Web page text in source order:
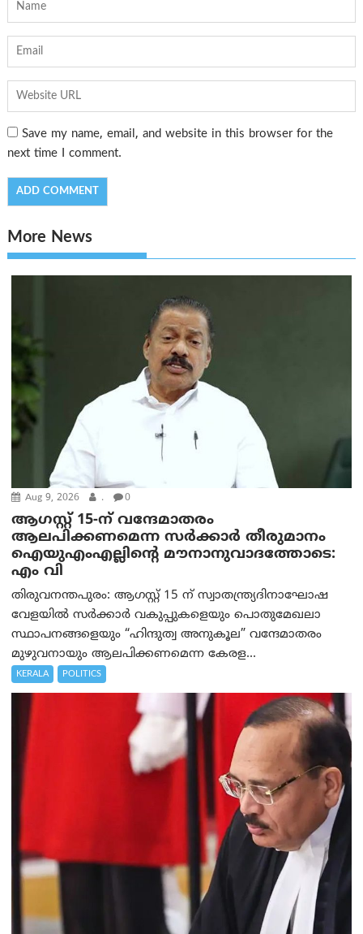
Save my name, email, and website in this browser for the
next time I comment.
More News
Aug 9, 2026 . 0
ആഗസ്റ്റ് 15-ന് വന്ദേമാതരം
ആലപിക്കണമെന്ന സര്‍ക്കാര്‍ തീരുമാനം
ഐയുഎംഎല്ലിന്റെ മൗനാനുവാദത്തോടെ:
എം വി
തിരുവനന്തപുരം: ആഗസ്റ്റ് 15 ന് സ്വാതന്ത്ര്യദിനാഘോഷ
വേളയിൽ സർക്കാർ വകുപ്പുകളെയും പൊതുമേഖലാ
സ്ഥാപനങ്ങളെയും “ഹിന്ദുത്വ അനുകൂല” വന്ദേമാതരം
മുഴുവനായും ആലപിക്കണമെന്ന കേരള...
KERALA POLITICS